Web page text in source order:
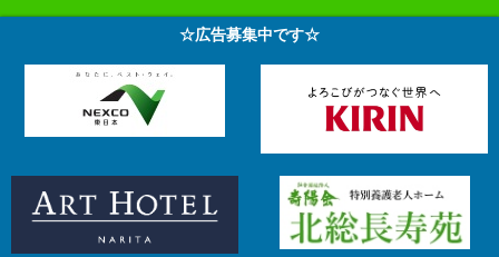
☆広告募集中です☆